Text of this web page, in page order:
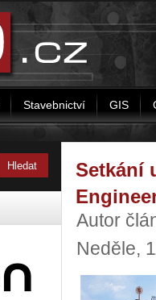
Stavebnictví GIS
Setkání
Autor
Neděle,